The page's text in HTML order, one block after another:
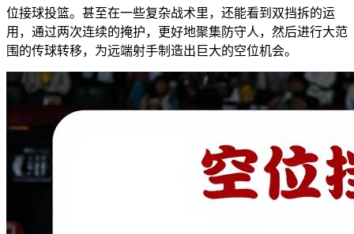
位接球投篮。甚至在一些复杂战术里，还能看到双挡拆的运
用，通过两次连续的掩护，更好地聚集防守人，然后进行大范
围的传球转移，为远端射手制造出巨大的空位机会。